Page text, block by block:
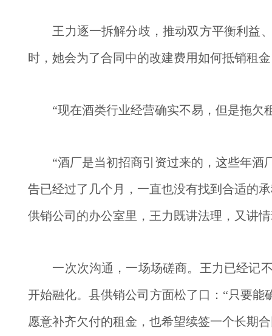
王力逐一拆解分歧，推动双方平衡利益、
时，她会为了合同中的改建费用如何抵销租
“现在酒类行业经营确实不易，但是拖欠
“酒厂是当初招商引资过来的，这些年酒
告已经过了几个月，一直也没有找到合适的
供销公司的办公室里，王力既讲法理，又讲
一次次沟通，一场场磋商。王力已经记不
开始融化。县供销公司方面松了口：“只要
愿意补齐欠付的租金，也希望续签一个长期